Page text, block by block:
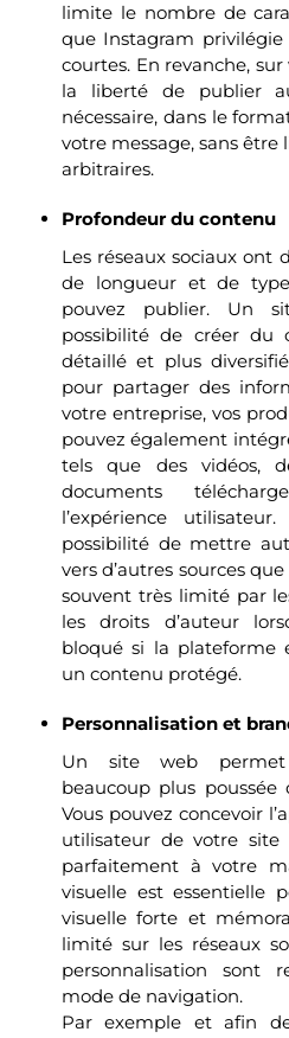
limite le nombre de
que Instagram
courtes. En revanche,
la liberté de publier
nécessaire, dans le
votre message, sans
arbitraires.
Profondeur du contenu
Les réseaux sociaux ont
de longueur et de
pouvez publier. Un
possibilité de créer du
détaillé et plus
pour partager des
votre entreprise, vos
pouvez également
tels que des vidéos,
documents
l’expérience
possibilité de mettre
vers d’autres sources
souvent très limité par
les droits d’auteur
bloqué si la plateforme
un contenu protégé.
Personnalisation et
Un site web permet
beaucoup plus poussée
Vous pouvez concevoir
utilisateur de votre site
parfaitement à votre
visuelle est essentielle
visuelle forte et
limité sur les réseaux
personnalisation sont
mode de navigation.
Par exemple et afin